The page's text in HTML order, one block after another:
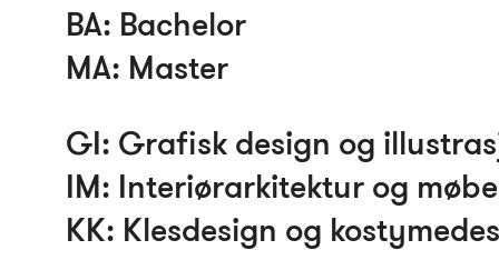
BA: Bachelor
MA: Master
GI: Grafisk design og
IM: Interiørarkitektur og
KK: Klesdesign og